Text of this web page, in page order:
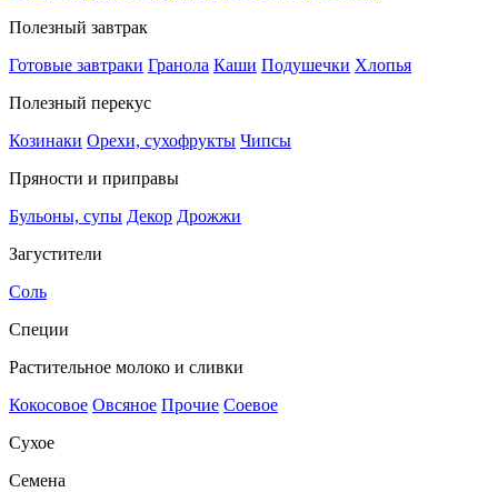
Полезный завтрак
Готовые завтраки Гранола Каши Подушечки Хлопья
Полезный перекус
Козинаки Орехи, сухофрукты Чипсы
Пряности и приправы
Бульоны, супы Декор Дрожжи
Загустители
Соль
Специи
Растительное молоко и сливки
Кокосовое Овсяное Прочие Соевое
Сухое
Семена